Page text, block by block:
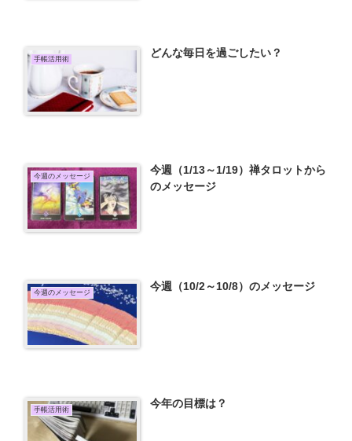
手帳活用術 どんな毎日を過ごしたい？
今週のメッセージ
今週（1/13～1/19）禅タロットから
のメッセージ
今週のメッセージ 今週（10/2～10/8）のメッセージ
手帳活用術 今年の目標は？